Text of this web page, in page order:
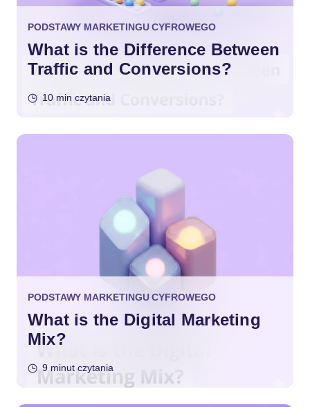
PODSTAWY MARKETINGU CYFROWEGO
What is the Difference Between
Traffic and Conversions?
10 min czytania
PODSTAWY MARKETINGU CYFROWEGO
What is the Digital Marketing
Mix?
9 minut czytania